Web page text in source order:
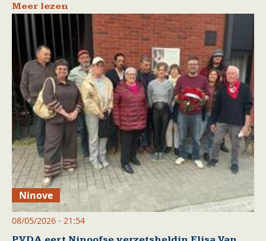
Meer lezen
Ninove
08/05/2026 - 21:54